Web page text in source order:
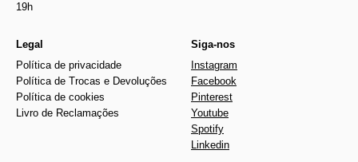
19h
Legal
Política de privacidade
Política de Trocas e Devoluções
Política de cookies
Livro de Reclamações
Siga-nos
Instagram
Facebook
Pinterest
Youtube
Spotify
Linkedin